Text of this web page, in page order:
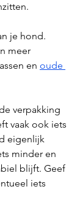
je hond.
meer
en oude
verpakking
vaak ook iets
eigenlijk
minder en
blijft. Geef
iets